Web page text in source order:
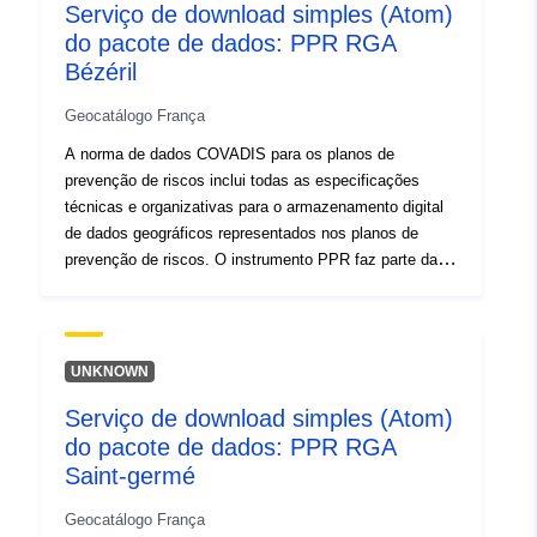
Serviço de download simples (Atom)
do pacote de dados: PPR RGA
Bézéril
Geocatálogo França
A norma de dados COVADIS para os planos de
prevenção de riscos inclui todas as especificações
técnicas e organizativas para o armazenamento digital
de dados geográficos representados nos planos de
prevenção de riscos. O instrumento PPR faz parte da
incêndios e à prevenção de grandes riscos. O
desenvolvimento de um RPP é da responsabilidade do
municipal.
UNKNOWN
Serviço de download simples (Atom)
do pacote de dados: PPR RGA
Saint-germé
Geocatálogo França